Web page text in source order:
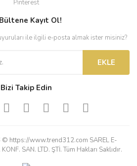
Pinterest
Kayıt Ol!
ile ilgili e-posta almak ister misiniz?
EKLE
Bizi Takip Edin
https://www.trend312.com SAREL E-
SAN. LTD. ŞTİ. Tüm Hakları Saklıdır.